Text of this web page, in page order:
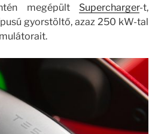
megépült Supercharger-t,
gyorstöltő, azaz 250 kW-tal